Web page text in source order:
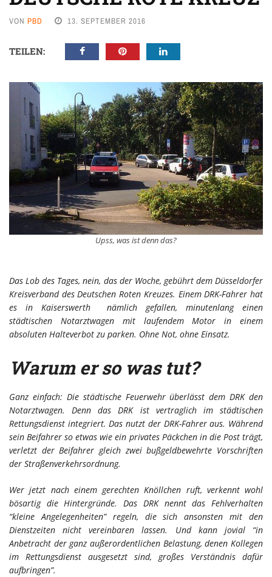
VON PBD 13. SEPTEMBER 2016
TEILEN:
Upss, was ist denn das?
Das Lob des Tages, nein, das der Woche, gebührt dem Düsseldorfer
Kreisverband des Deutschen Roten Kreuzes. Einem DRK-Fahrer hat
es in Kaiserswerth nämlich gefallen, minutenlang einen
städtischen Notarztwagen mit laufendem Motor in einem
absoluten Halteverbot zu parken. Ohne Not, ohne Einsatz.
Warum er so was tut?
Ganz einfach: Die städtische Feuerwehr überlässt dem DRK den
Notarztwagen. Denn das DRK ist vertraglich im städtischen
Rettungsdienst integriert. Das nutzt der DRK-Fahrer aus. Während
sein Beifahrer so etwas wie ein privates Päckchen in die Post trägt,
verletzt der Beifahrer gleich zwei bußgeldbewehrte Vorschriften
der Straßenverkehrsordnung.
Wer jetzt nach einem gerechten Knöllchen ruft, verkennt wohl
bösartig die Hintergründe. Das DRK nennt das Fehlverhalten
“kleine Angelegenheiten” regeln, die sich ansonsten mit den
Dienstzeiten nicht vereinbaren lassen. Und kann jovial “in
Anbetracht der ganz außerordentlichen Belastung, denen Kollegen
im Rettungsdienst ausgesetzt sind, großes Verständnis dafür
aufbringen”.